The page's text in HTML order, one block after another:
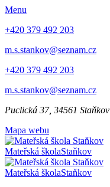
Menu
+420 379 492 203
m.s.stankov@seznam.cz
+420 379 492 203
m.s.stankov@seznam.cz
Puclická 37, 34561 Staňkov
Mapa webu
Mateřská školaStaňkov
Mateřská školaStaňkov